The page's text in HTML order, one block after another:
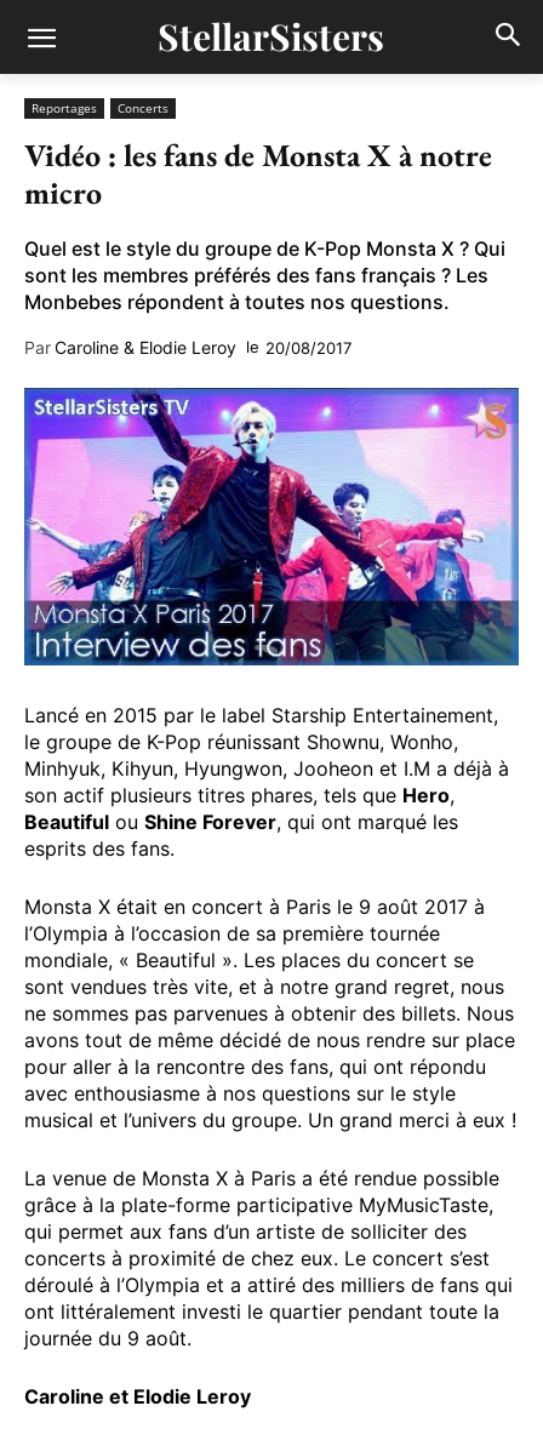
StellarSisters
Reportages Concerts
Vidéo : les fans de Monsta X à notre
micro
Quel est le style du groupe de K-Pop Monsta X ? Qui
sont les membres préférés des fans français ? Les
Monbebes répondent à toutes nos questions.
ParCaroline & Elodie Leroy le 20/08/2017
Lancé en 2015 par le label Starship Entertainement,
le groupe de K-Pop réunissant Shownu, Wonho,
Minhyuk, Kihyun, Hyungwon, Jooheon et I.M a déjà à
son actif plusieurs titres phares, tels que Hero,
Beautiful ou Shine Forever, qui ont marqué les
esprits des fans.
Monsta X était en concert à Paris le 9 août 2017 à
l’Olympia à l’occasion de sa première tournée
mondiale, « Beautiful ». Les places du concert se
sont vendues très vite, et à notre grand regret, nous
ne sommes pas parvenues à obtenir des billets. Nous
avons tout de même décidé de nous rendre sur place
pour aller à la rencontre des fans, qui ont répondu
avec enthousiasme à nos questions sur le style
musical et l’univers du groupe. Un grand merci à eux !
La venue de Monsta X à Paris a été rendue possible
grâce à la plate-forme participative MyMusicTaste,
qui permet aux fans d’un artiste de solliciter des
concerts à proximité de chez eux. Le concert s’est
déroulé à l’Olympia et a attiré des milliers de fans qui
ont littéralement investi le quartier pendant toute la
journée du 9 août.
Caroline et Elodie Leroy